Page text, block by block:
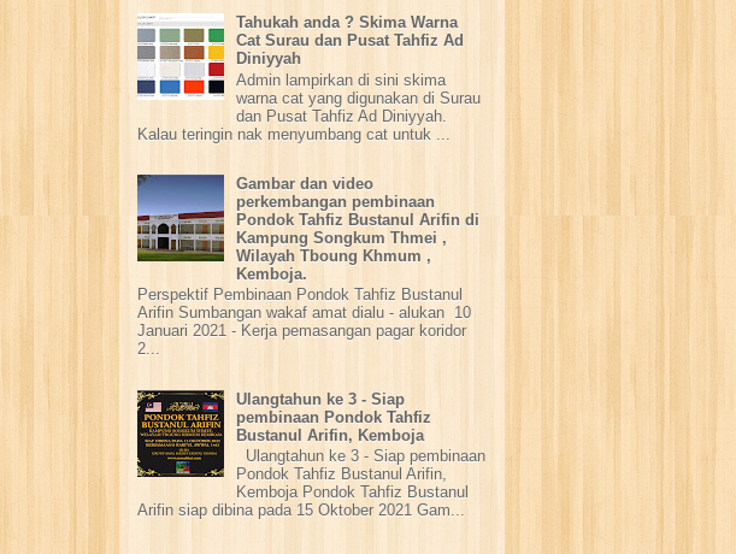
Tahukah anda ? Skima Warna
Cat Surau dan Pusat Tahfiz Ad
Diniyyah
Admin lampirkan di sini skima
warna cat yang digunakan di Surau
dan Pusat Tahfiz Ad Diniyyah.
Kalau teringin nak menyumbang cat untuk ...
Gambar dan video
perkembangan pembinaan
Pondok Tahfiz Bustanul Arifin di
Kampung Songkum Thmei ,
Wilayah Tboung Khmum ,
Kemboja.
Perspektif Pembinaan Pondok Tahfiz Bustanul
Arifin Sumbangan wakaf amat dialu - alukan 10
Januari 2021 - Kerja pemasangan pagar koridor
2...
Ulangtahun ke 3 - Siap
pembinaan Pondok Tahfiz
Bustanul Arifin, Kemboja
Ulangtahun ke 3 - Siap pembinaan
Pondok Tahfiz Bustanul Arifin,
Kemboja Pondok Tahfiz Bustanul
Arifin siap dibina pada 15 Oktober 2021 Gam...